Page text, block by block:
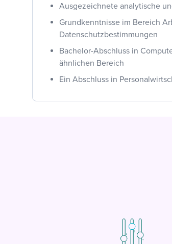
Ausgezeichnete analytische
Grundkenntnisse im Bereich
Datenschutzbestimmungen
Bachelor-Abschluss in
ähnlichen Bereich
Ein Abschluss in